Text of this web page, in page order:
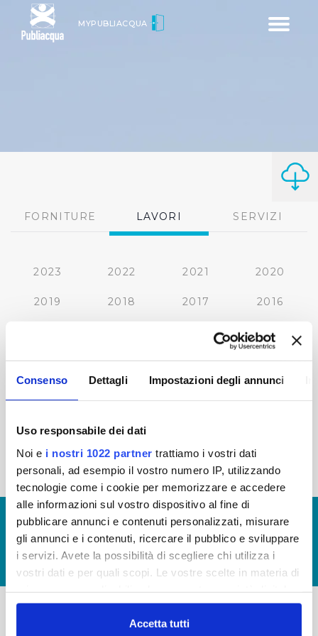
Consenso Dettagli Impostazioni degli annunci
Uso responsabile dei dati
Noi e i nostri 1022 partner trattiamo i vostri dati
personali, ad esempio il vostro numero IP, utilizzando
tecnologie come i cookie per memorizzare e accedere
alle informazioni sul vostro dispositivo al fine di
pubblicare annunci e contenuti personalizzati, misurare
gli annunci e i contenuti, ricercare il pubblico e sviluppare
i servizi. Avete la possibilità di scegliere chi utilizza i
vostri dati e per quali scopi. Le vostre scelte in materia di
in cui avete effettuato le vostre scelte. È possibile
modificare o revocare il proprio consenso in qualsiasi
Accetta tutti
Toggle
MYPUBLIACQUA
FORNITURE LAVORI SERVIZI
2023 2022 2021 2020
2019 2018 2017 2016
2012
2011 2010 2009 2008
‹ precedente 2
© Copyright 2017 - 2026
GLOSSARIO
GIUDICA IL SERVIZIO
LAVORA CON NOI